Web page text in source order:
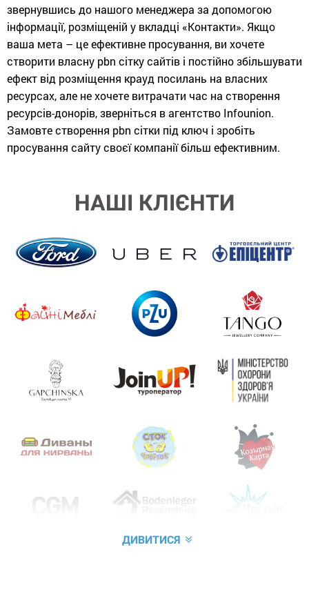
звернувшись до нашого менеджера за допомогою
інформації, розміщеній у вкладці «Контакти». Якщо
ваша мета – це ефективне просування, ви хочете
створити власну pbn сітку сайтів і постійно збільшувати
ефект від розміщення крауд ​​посилань на власних
ресурсах, але не хочете витрачати час на створення
ресурсів-донорів, зверніться в агентство Infounion.
Замовте створення pbn сітки під ключ і зробіть
просування сайту своєї компанії більш ефективним.
НАШІ КЛІЄНТИ
ДИВИТИСЯ